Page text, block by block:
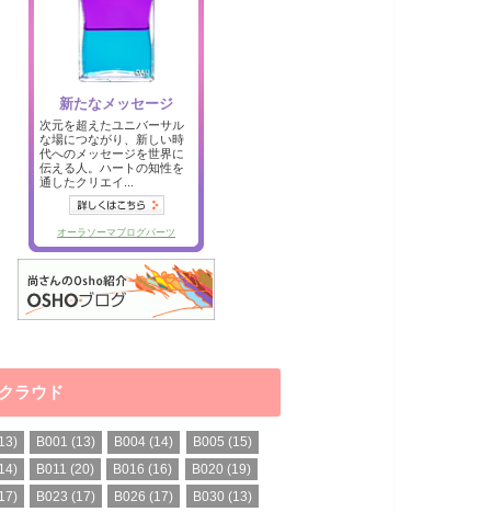
ラウド
B001 (13) B004 (14) B005 (15)
B011 (20) B016 (16) B020 (19)
B023 (17) B026 (17) B030 (13)